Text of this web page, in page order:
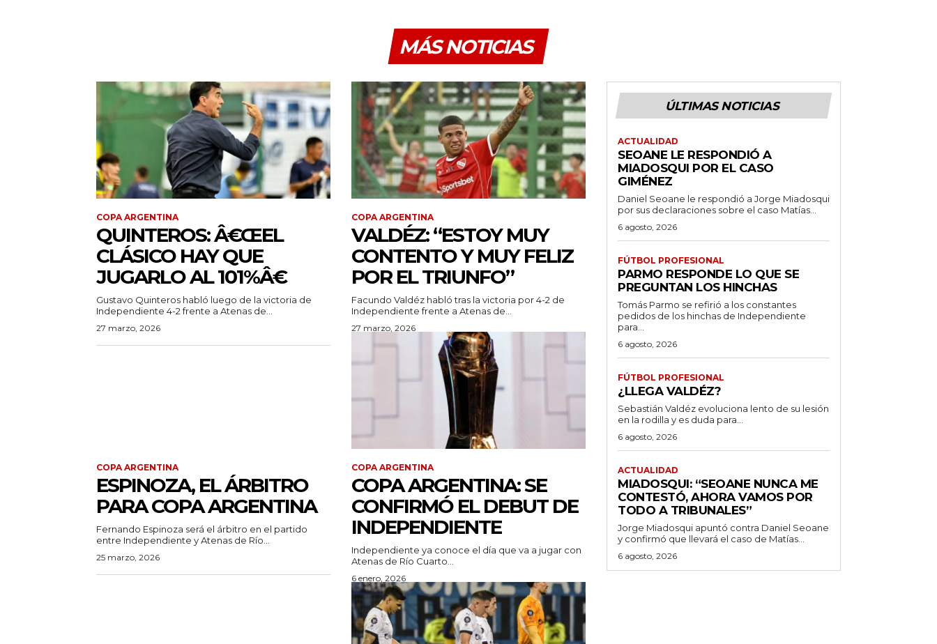
MÁS NOTICIAS
COPA ARGENTINA
QUINTEROS: Â€ŒEL
CLÁSICO HAY QUE
JUGARLO AL 101%Â€
Gustavo Quinteros habló luego de la victoria de
Independiente 4-2 frente a Atenas de...
27 marzo, 2026
COPA ARGENTINA
VALDÉZ: “ESTOY MUY
CONTENTO Y MUY FELIZ
POR EL TRIUNFO”
Facundo Valdéz habló tras la victoria por 4-2 de
Independiente frente a Atenas de...
27 marzo, 2026
COPA ARGENTINA
ESPINOZA, EL ÁRBITRO
PARA COPA ARGENTINA
Fernando Espinoza será el árbitro en el partido
entre Independiente y Atenas de Río...
25 marzo, 2026
COPA ARGENTINA
COPA ARGENTINA: SE
CONFIRMÓ EL DEBUT DE
INDEPENDIENTE
Independiente ya conoce el día que va a jugar con
Atenas de Río Cuarto...
6 enero, 2026
ÚLTIMAS NOTICIAS
ACTUALIDAD
SEOANE LE RESPONDIÓ A
MIADOSQUI POR EL CASO
GIMÉNEZ
Daniel Seoane le respondió a Jorge Miadosqui
por sus declaraciones sobre el caso Matías...
6 agosto, 2026
FÚTBOL PROFESIONAL
PARMO RESPONDE LO QUE SE
PREGUNTAN LOS HINCHAS
Tomás Parmo se refirió a los constantes
pedidos de los hinchas de Independiente
para...
6 agosto, 2026
FÚTBOL PROFESIONAL
¿LLEGA VALDÉZ?
Sebastián Valdéz evoluciona lento de su lesión
en la rodilla y es duda para...
6 agosto, 2026
ACTUALIDAD
MIADOSQUI: “SEOANE NUNCA ME
CONTESTÓ, AHORA VAMOS POR
TODO A TRIBUNALES”
Jorge Miadosqui apuntó contra Daniel Seoane
y confirmó que llevará el caso de Matías...
6 agosto, 2026